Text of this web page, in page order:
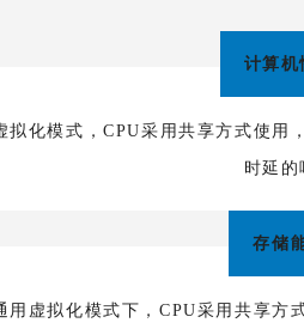
计算机
拟化模式，CPU采用共享方式使用
时延
存储
用虚拟化模式下，CPU采用共享方